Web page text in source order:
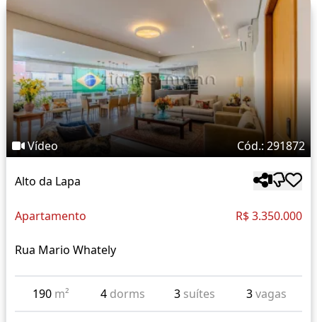
Vídeo Cód.: 291872
Alto da Lapa
Apartamento R$ 3.350.000
Rua Mario Whately
190 m² 4 dorms 3 suítes 3vagas